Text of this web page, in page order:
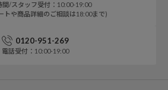
間/スタッフ受付：10:00-19:00
トや商品詳細のご相談は18:00まで)
0120-951-269
電話受付：10:00-19:00